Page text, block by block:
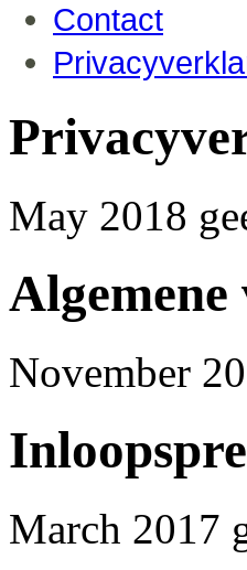
Contact
May 2018
November
March 2017